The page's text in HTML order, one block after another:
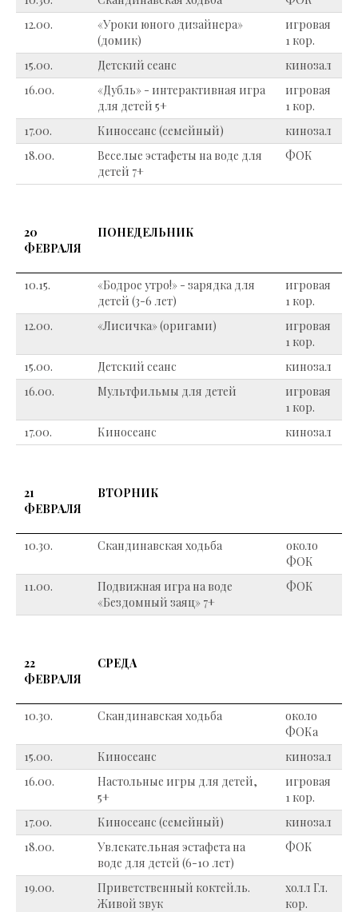
12.00.
«Уроки юного дизайнера»
(домик)
игровая
1 кор.
15.00.
Детский сеанс
кинозал
16.00.
«Дубль» - интерактивная игра
для детей 5+
игровая
1 кор.
17.00.
Киносеанс (семейный)
кинозал
18.00.
Веселые эстафеты на воде для
детей 7+
ФОК
20
ФЕВРАЛЯ
ПОНЕДЕЛЬНИК
10.15.
«Бодрое утро!» - зарядка для
детей (3-6 лет)
игровая
1 кор.
12.00.
«Лисичка» (оригами)
игровая
1 кор.
15.00.
Детский сеанс
кинозал
16.00.
Мультфильмы для детей
игровая
1 кор.
17.00.
Киносеанс кинозал
21
ФЕВРАЛЯ
ВТОРНИК
10.30. Скандинавская ходьба
около
ФОК
11.00.
Подвижная игра на воде
«Бездомный заяц» 7+
ФОК
22
ФЕВРАЛЯ
СРЕДА
10.30. Скандинавская ходьба
около
ФОКа
15.00.
Киносеанс
кинозал
16.00.
Настольные игры для детей,
5+
игровая
1 кор.
17.00.
Киносеанс (семейный)
кинозал
18.00.
Увлекательная эстафета на
воде для детей (6-10 лет)
ФОК
19.00.
Приветственный коктейль.
Живой звук
холл Гл.
кор.